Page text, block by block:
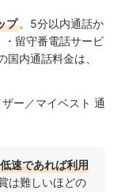
プ 。5分以内通話か
留守番電話サービ
内通話料金は、
ー／マイベスト 通
速であれば利用
は難しいほどの